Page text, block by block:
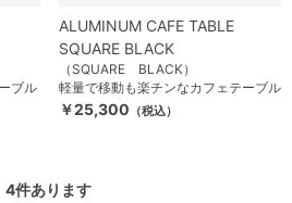
ブル
ALUMINUM CAFE TABLE
SQUARE BLACK
（SQUARE BLACK）
軽量で移動も楽チンなカフェテーブル
￥25,300 （税込）
4件あります